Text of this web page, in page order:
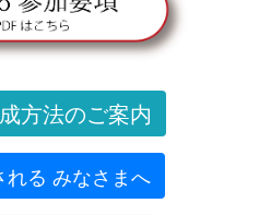
方法のご案内
る みなさまへ